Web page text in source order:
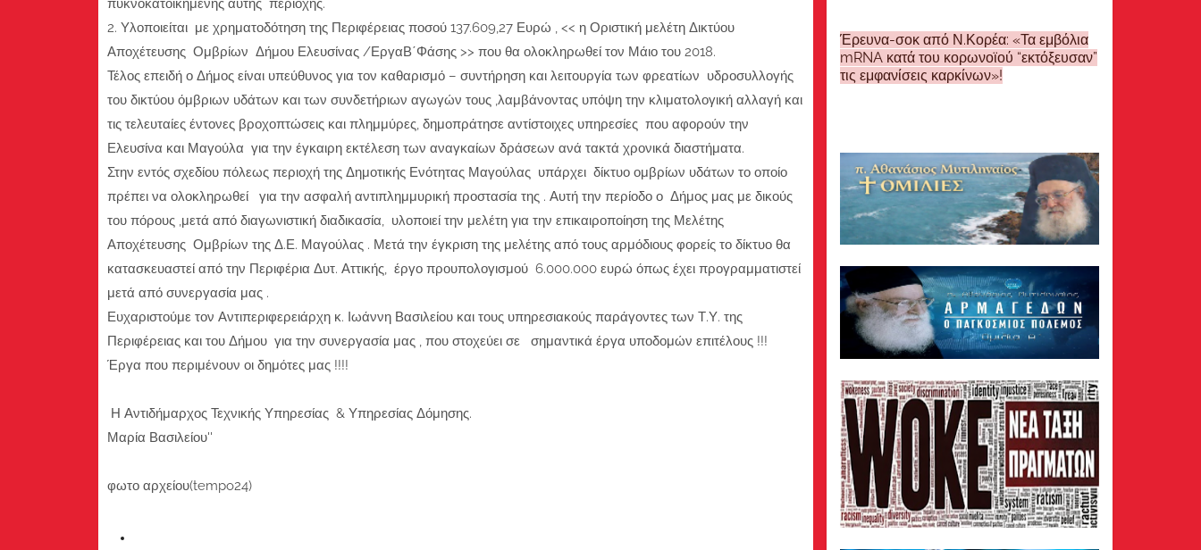
πυκνοκατοικημένης αυτής περιοχής.
2. Υλοποιείται με χρηματοδότηση της Περιφέρειας ποσού 137.609,27 Ευρώ , << η Οριστική μελέτη Δικτύου
Αποχέτευσης Ομβρίων Δήμου Ελευσίνας /ΕργαΒ΄Φάσης >> που θα ολοκληρωθεί τον Μάιο του 2018.
Τέλος επειδή ο Δήμος είναι υπεύθυνος για τον καθαρισμό – συντήρηση και λειτουργία των φρεατίων υδροσυλλογής
του δικτύου όμβριων υδάτων και των συνδετήριων αγωγών τους ,λαμβάνοντας υπόψη την κλιματολογική αλλαγή και
τις τελευταίες έντονες βροχοπτώσεις και πλημμύρες, δημοπράτησε αντίστοιχες υπηρεσίες που αφορούν την
Ελευσίνα και Μαγούλα για την έγκαιρη εκτέλεση των αναγκαίων δράσεων ανά τακτά χρονικά διαστήματα.
Στην εντός σχεδίου πόλεως περιοχή της Δημοτικής Ενότητας Μαγούλας υπάρχει δίκτυο ομβρίων υδάτων το οποίο
πρέπει να ολοκληρωθεί για την ασφαλή αντιπλημμυρική προστασία της . Αυτή την περίοδο ο Δήμος μας με δικούς
του πόρους ,μετά από διαγωνιστική διαδικασία, υλοποιεί την μελέτη για την επικαιροποίηση της Μελέτης
Αποχέτευσης Ομβρίων της Δ.Ε. Μαγούλας . Μετά την έγκριση της μελέτης από τους αρμόδιους φορείς το δίκτυο θα
κατασκευαστεί από την Περιφέρια Δυτ. Αττικής, έργο προυπολογισμού 6.000.000 ευρώ όπως έχει προγραμματιστεί
μετά από συνεργασία μας .
Ευχαριστούμε τον Αντιπεριφερειάρχη κ. Ιωάννη Βασιλείου και τους υπηρεσιακούς παράγοντες των Τ.Υ. της
Περιφέρειας και του Δήμου για την συνεργασία μας , που στοχεύει σε σημαντικά έργα υποδομών επιτέλους !!!
Έργα που περιμένουν οι δημότες μας !!!!
Η Αντιδήμαρχος Τεχνικής Υπηρεσίας & Υπηρεσίας Δόμησης.
Μαρία Βασιλείου''
φωτο αρχείου(tempo24)
Έρευνα-σοκ από Ν.Κορέα: «Τα εμβόλια
mRNA κατά του κορωνοϊού “εκτόξευσαν”
τις εμφανίσεις καρκίνων»!